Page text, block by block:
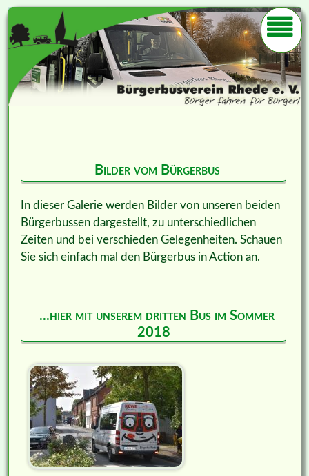
Bilder vom Bürgerbus
In dieser Galerie werden Bilder von unseren beiden
Bürgerbussen dargestellt, zu unterschiedlichen
Zeiten und bei verschieden Gelegenheiten. Schauen
Sie sich einfach mal den Bürgerbus in Action an.
...hier mit unserem dritten Bus im Sommer
2018